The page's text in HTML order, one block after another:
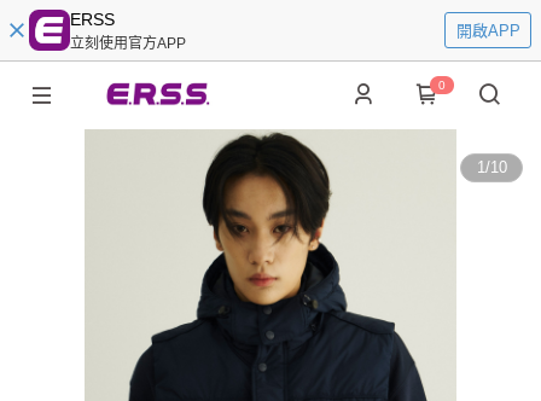
ERSS
立刻使用官方APP
開啟APP
0
1/10